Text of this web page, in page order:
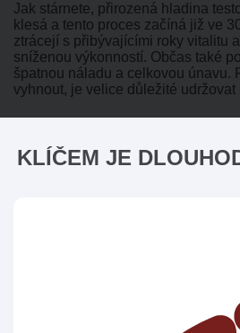
Jak stárnete, přirozená hladina
klesá a tento proces začíná již ve
ztrácejí s přibývajícími roky vitalitu
sníženou výkonností. Občas také
špatnou náladu a celkovou únavu.
vyhnout, je velice důležité
KLÍČEM JE